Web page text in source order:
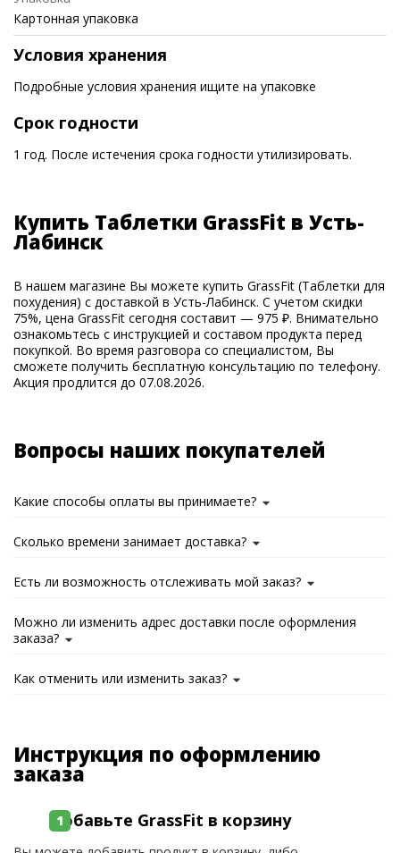
Картонная упаковка
Условия хранения
Подробные условия хранения ищите на упаковке
Срок годности
1 год. После истечения срока годности утилизировать.
Купить Таблетки GrassFit в Усть-
Лабинск
В нашем магазине Вы можете купить GrassFit (Таблетки для
похудения) с доставкой в Усть-Лабинск. С учетом скидки
75%, цена GrassFit сегодня составит — 975 ₽. Внимательно
ознакомьтесь с инструкцией и составом продукта перед
покупкой. Во время разговора со специалистом, Вы
сможете получить бесплатную консультацию по телефону.
Акция продлится до 07.08.2026.
Вопросы наших покупателей
Какие способы оплаты вы принимаете?
Сколько времени занимает доставка?
Есть ли возможность отслеживать мой заказ?
Можно ли изменить адрес доставки после оформления
заказа?
Как отменить или изменить заказ?
Инструкция по оформлению
заказа
Добавьте GrassFit в корзину